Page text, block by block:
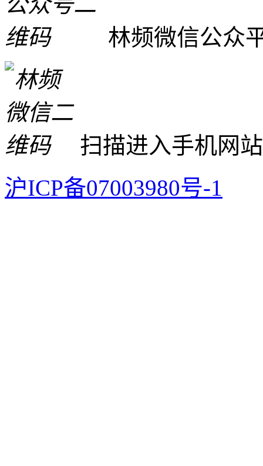
林频微信公众
扫描进入手机网
沪ICP备07003980号-1